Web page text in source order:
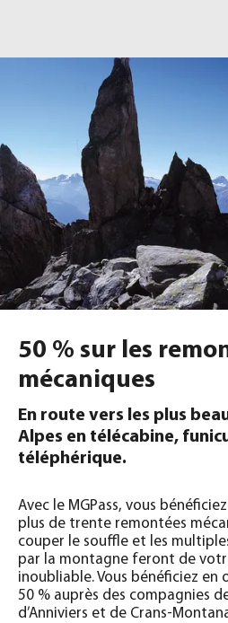
50 % sur les
mécaniques
En route vers les plus
Alpes en télécabine,
téléphérique.
Avec le MGPass, vous
plus de trente remontées
couper le souffle et les
par la montagne feront de
inoubliable. Vous bénéficiez en
50 % auprès des compagnies
d’Anniviers et de Crans-